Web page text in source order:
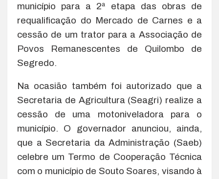
município para a 2ª etapa das obras de
requalificação do Mercado de Carnes e a
cessão de um trator para a Associação de
Povos Remanescentes de Quilombo de
Segredo.
Na ocasião também foi autorizado que a
Secretaria de Agricultura (Seagri) realize a
cessão de uma motoniveladora para o
município. O governador anunciou, ainda,
que a Secretaria da Administração (Saeb)
celebre um Termo de Cooperação Técnica
com o município de Souto Soares, visando à